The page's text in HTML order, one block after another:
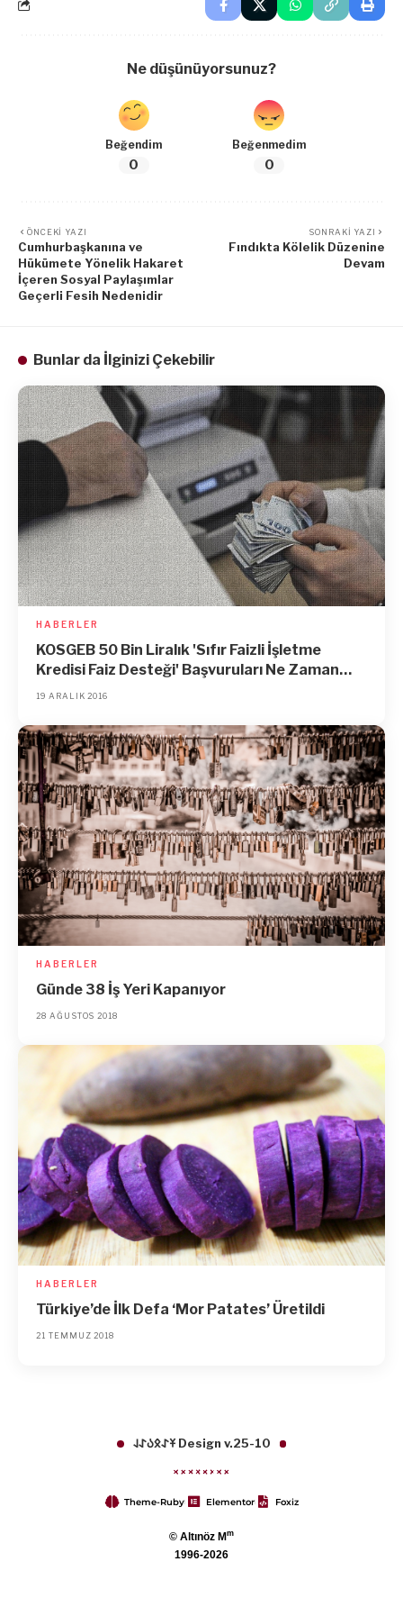
Ne düşünüyorsunuz?
Beğendim
0
Beğenmedim
0
ÖNCEKI YAZI
Cumhurbaşkanına ve
Hükümete Yönelik Hakaret
İçeren Sosyal Paylaşımlar
Geçerli Fesih Nedenidir
SONRAKI YAZI
Fındıkta Kölelik Düzenine
Devam
Bunlar da İlginizi Çekebilir
HABERLER
KOSGEB 50 Bin Liralık 'Sıfır Faizli İşletme
Kredisi Faiz Desteği' Başvuruları Ne Zaman
Başlıyor?
19 ARALIK 2016
HABERLER
Günde 38 İş Yeri Kapanıyor
28 AĞUSTOS 2018
HABERLER
Türkiye’de İlk Defa ‘Mor Patates’ Üretildi
21 TEMMUZ 2018
𐱁𐰀𐰋𐰉𐰀𐰞 Design v.25-10
Theme-Ruby Elementor Foxiz
© Altınöz Mm
1996-2026